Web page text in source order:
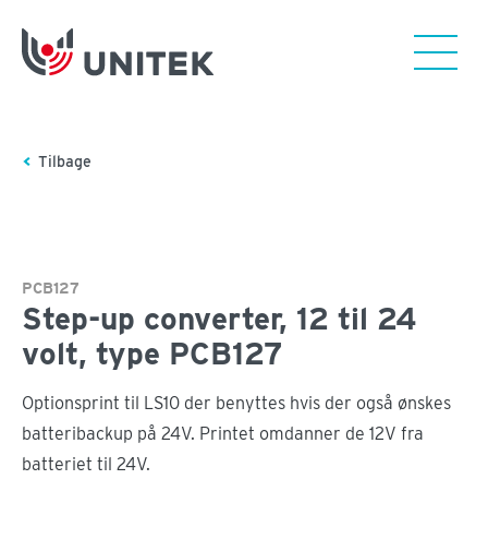
Tilbage
PCB127
Step-up converter, 12 til 24
volt, type PCB127
Optionsprint til LS10 der benyttes hvis der også ønskes
batteribackup på 24V. Printet omdanner de 12V fra
batteriet til 24V.